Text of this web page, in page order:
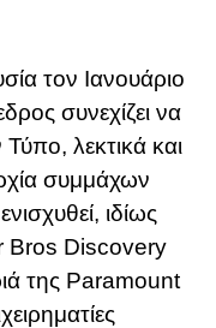
τον Ιανουάριο
συνεχίζει να
λεκτικά και
συμμάχων
ιδίως
Bros Discovery
της Paramount